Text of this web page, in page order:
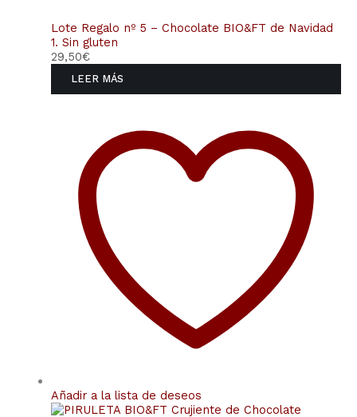
Lote Regalo nº 5 – Chocolate BIO&FT de Navidad
1. Sin gluten
29,50€
LEER MÁS
Añadir a la lista de deseos